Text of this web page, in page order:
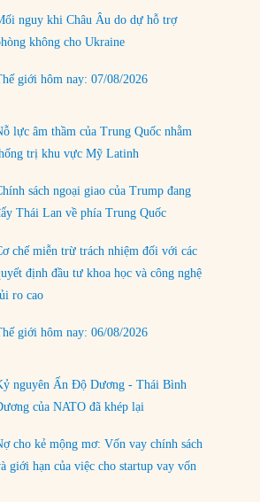
để kết thúc Chiến tranh Iran?
kế tiếp của Bắc Kinh ở Biển Đông
LOAD MORE
nguy khi Châu Âu do dự hỗ trợ
không cho Ukraine
giới hôm nay: 07/08/2026
lực âm thầm của Trung Quốc nhằm
trị khu vực Mỹ Latinh
sách ngoại giao của Trump đang
Thái Lan về phía Trung Quốc
chế miễn trừ trách nhiệm đối với các
định đầu tư khoa học và công nghệ
ro cao
giới hôm nay: 06/08/2026
nguyên Ấn Độ Dương - Thái Bình
của NATO đã khép lại
cho kẻ mộng mơ: Vốn vay chính sách
giới hạn của việc cho startup vay vốn